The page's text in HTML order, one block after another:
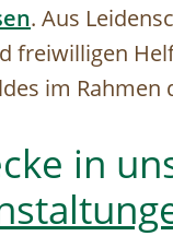
. Aus
freiwilligen
im Rahmen
in